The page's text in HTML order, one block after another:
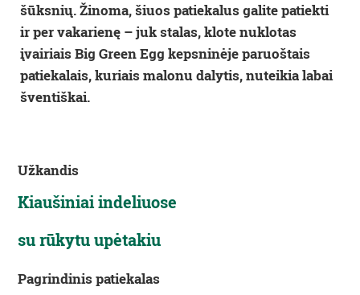
šūksnių. Žinoma, šiuos patiekalus galite patiekti
ir per vakarienę – juk stalas, klote nuklotas
įvairiais Big Green Egg kepsninėje paruoštais
patiekalais, kuriais malonu dalytis, nuteikia labai
šventiškai.
Užkandis
Kiaušiniai indeliuose
su rūkytu upėtakiu
Pagrindinis patiekalas